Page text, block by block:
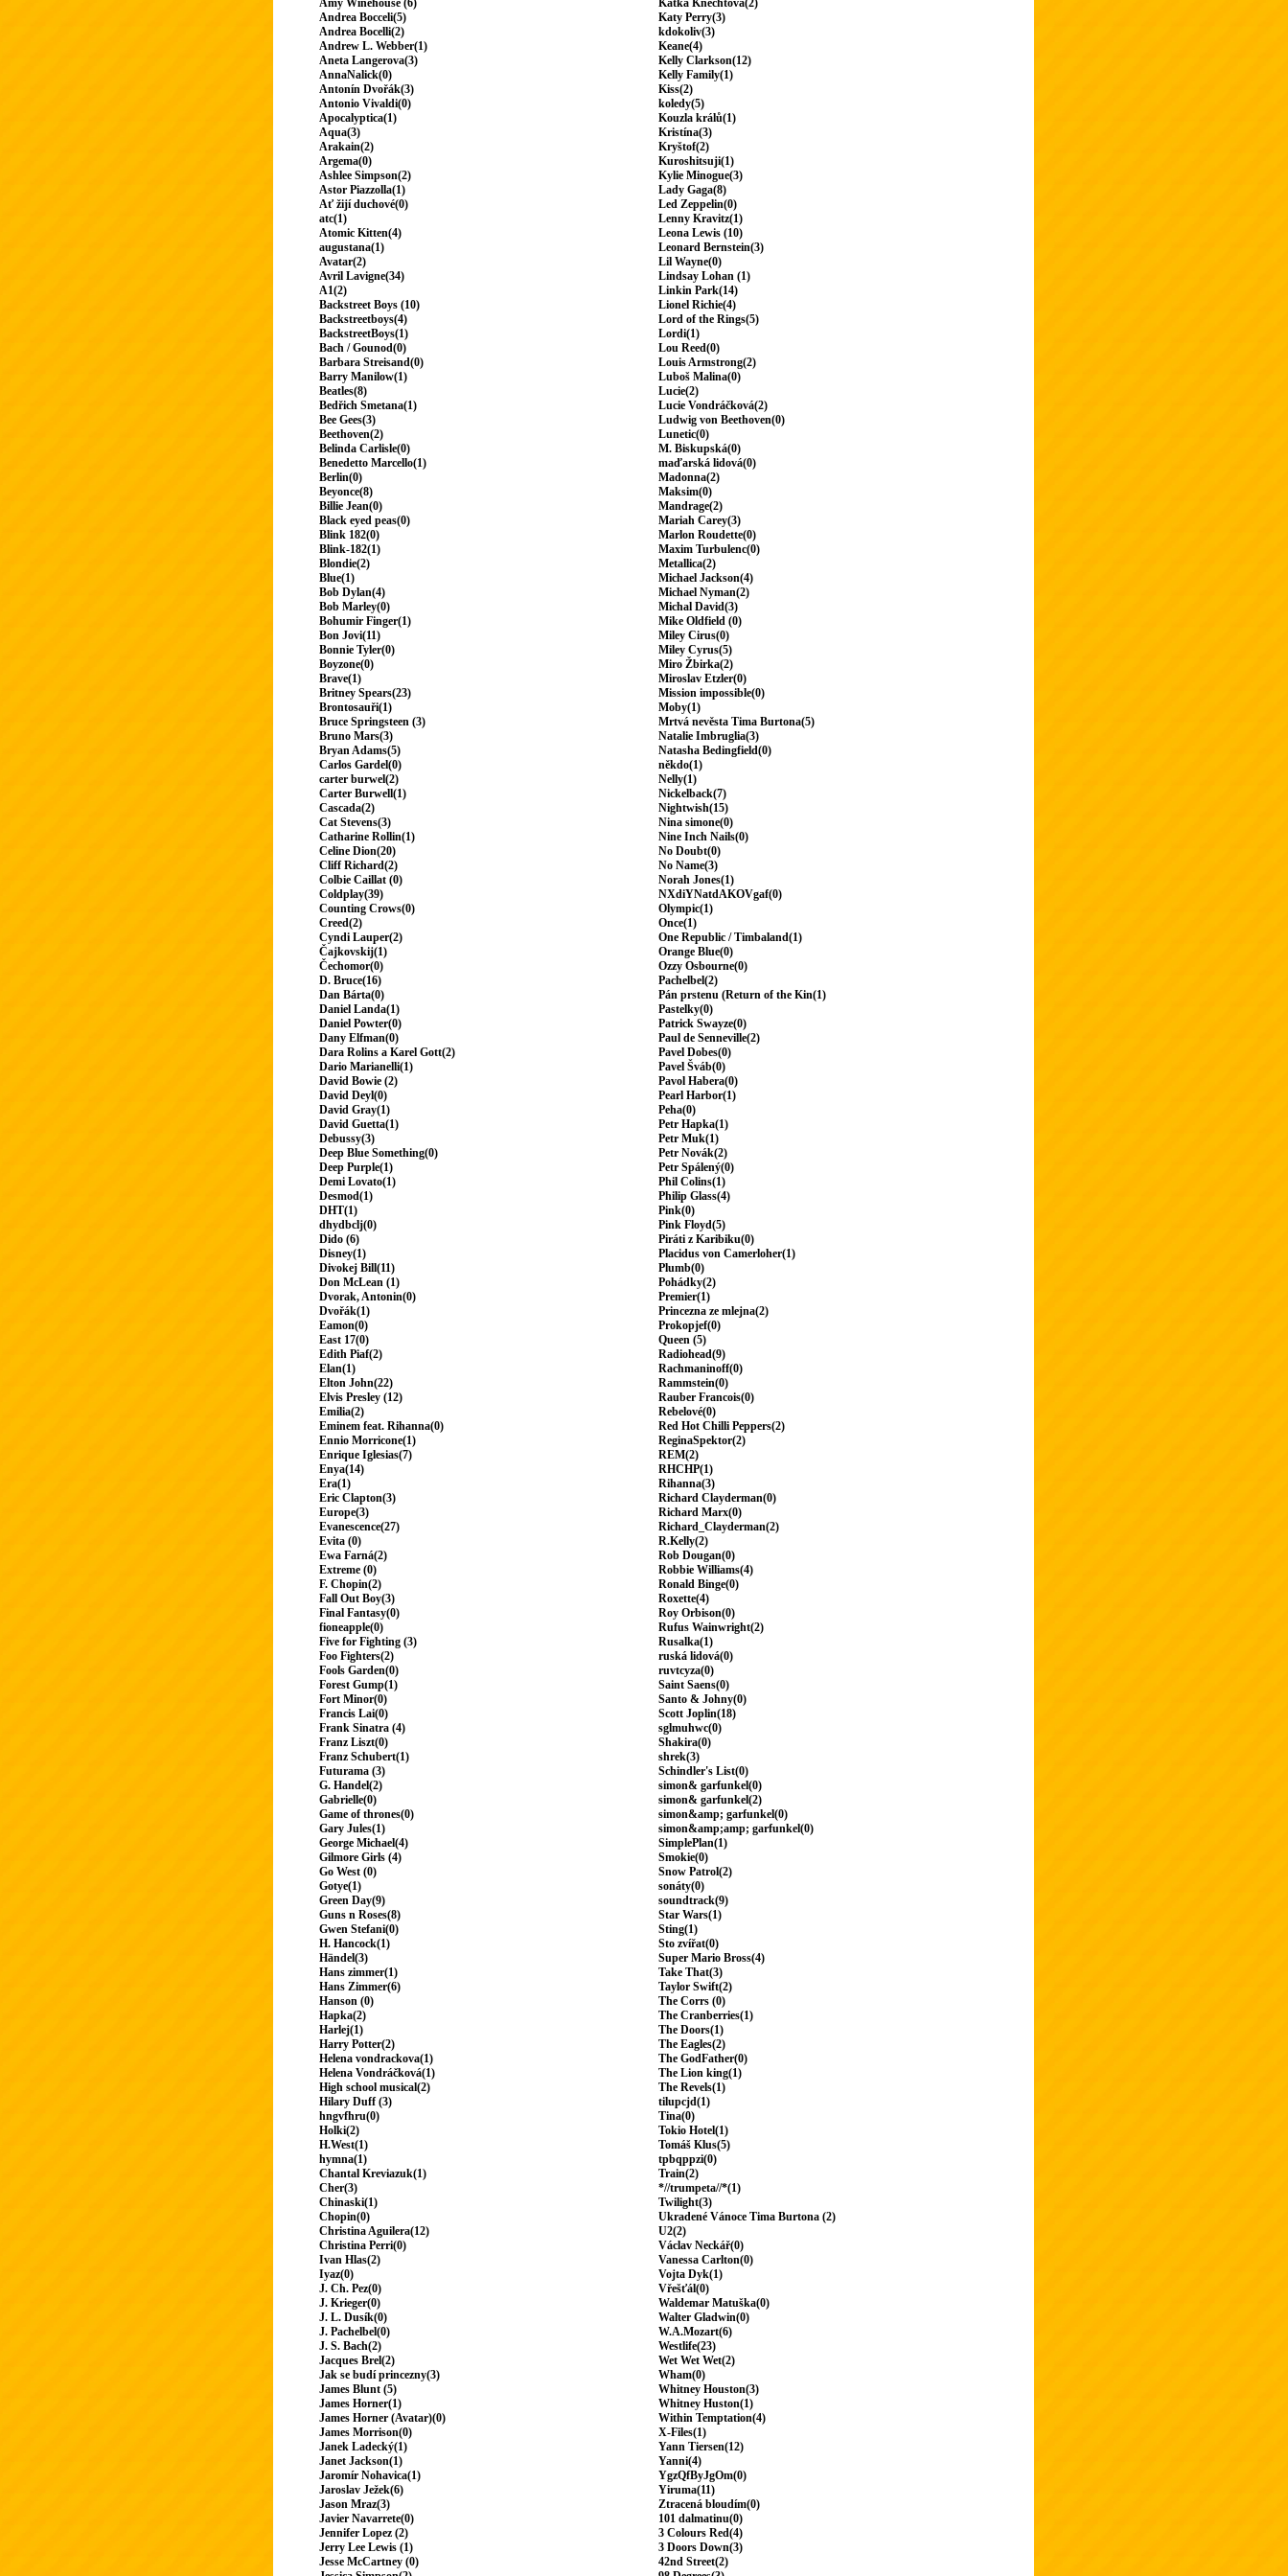
Amy Winehouse (6)
Andrea Bocceli(5)
Andrea Bocelli(2)
Andrew L. Webber(1)
Aneta Langerova(3)
AnnaNalick(0)
Antonín Dvořák(3)
Antonio Vivaldi(0)
Apocalyptica(1)
Aqua(3)
Arakain(2)
Argema(0)
Ashlee Simpson(2)
Astor Piazzolla(1)
Ať žijí duchové(0)
atc(1)
Atomic Kitten(4)
augustana(1)
Avatar(2)
Avril Lavigne(34)
A1(2)
Backstreet Boys (10)
Backstreetboys(4)
BackstreetBoys(1)
Bach / Gounod(0)
Barbara Streisand(0)
Barry Manilow(1)
Beatles(8)
Bedřich Smetana(1)
Bee Gees(3)
Beethoven(2)
Belinda Carlisle(0)
Benedetto Marcello(1)
Berlin(0)
Beyonce(8)
Billie Jean(0)
Black eyed peas(0)
Blink 182(0)
Blink-182(1)
Blondie(2)
Blue(1)
Bob Dylan(4)
Bob Marley(0)
Bohumir Finger(1)
Bon Jovi(11)
Bonnie Tyler(0)
Boyzone(0)
Brave(1)
Britney Spears(23)
Brontosauři(1)
Bruce Springsteen (3)
Bruno Mars(3)
Bryan Adams(5)
Carlos Gardel(0)
carter burwel(2)
Carter Burwell(1)
Cascada(2)
Cat Stevens(3)
Catharine Rollin(1)
Celine Dion(20)
Cliff Richard(2)
Colbie Caillat (0)
Coldplay(39)
Counting Crows(0)
Creed(2)
Cyndi Lauper(2)
Čajkovskij(1)
Čechomor(0)
D. Bruce(16)
Dan Bárta(0)
Daniel Landa(1)
Daniel Powter(0)
Dany Elfman(0)
Dara Rolins a Karel Gott(2)
Dario Marianelli(1)
David Bowie (2)
David Deyl(0)
David Gray(1)
David Guetta(1)
Debussy(3)
Deep Blue Something(0)
Deep Purple(1)
Demi Lovato(1)
Desmod(1)
DHT(1)
dhydbclj(0)
Dido (6)
Disney(1)
Divokej Bill(11)
Don McLean (1)
Dvorak, Antonin(0)
Dvořák(1)
Eamon(0)
East 17(0)
Edith Piaf(2)
Elan(1)
Elton John(22)
Elvis Presley (12)
Emilia(2)
Eminem feat. Rihanna(0)
Ennio Morricone(1)
Enrique Iglesias(7)
Enya(14)
Era(1)
Eric Clapton(3)
Europe(3)
Evanescence(27)
Evita (0)
Ewa Farná(2)
Extreme (0)
F. Chopin(2)
Fall Out Boy(3)
Final Fantasy(0)
fioneapple(0)
Five for Fighting (3)
Foo Fighters(2)
Fools Garden(0)
Forest Gump(1)
Fort Minor(0)
Francis Lai(0)
Frank Sinatra (4)
Franz Liszt(0)
Franz Schubert(1)
Futurama (3)
G. Handel(2)
Gabrielle(0)
Game of thrones(0)
Gary Jules(1)
George Michael(4)
Gilmore Girls (4)
Go West (0)
Gotye(1)
Green Day(9)
Guns n Roses(8)
Gwen Stefani(0)
H. Hancock(1)
Händel(3)
Hans zimmer(1)
Hans Zimmer(6)
Hanson (0)
Hapka(2)
Harlej(1)
Harry Potter(2)
Helena vondrackova(1)
Helena Vondráčková(1)
High school musical(2)
Hilary Duff (3)
hngvfhru(0)
Holki(2)
H.West(1)
hymna(1)
Chantal Kreviazuk(1)
Cher(3)
Chinaski(1)
Chopin(0)
Christina Aguilera(12)
Christina Perri(0)
Ivan Hlas(2)
Iyaz(0)
J. Ch. Pez(0)
J. Krieger(0)
J. L. Dusík(0)
J. Pachelbel(0)
J. S. Bach(2)
Jacques Brel(2)
Jak se budí princezny(3)
James Blunt (5)
James Horner(1)
James Horner (Avatar)(0)
James Morrison(0)
Janek Ladecký(1)
Janet Jackson(1)
Jaromír Nohavica(1)
Jaroslav Ježek(6)
Jason Mraz(3)
Javier Navarrete(0)
Jennifer Lopez (2)
Jerry Lee Lewis (1)
Jesse McCartney (0)
Katka Knechtová(2)
Katy Perry(3)
kdokoliv(3)
Keane(4)
Kelly Clarkson(12)
Kelly Family(1)
Kiss(2)
koledy(5)
Kouzla králů(1)
Kristína(3)
Kryštof(2)
Kuroshitsuji(1)
Kylie Minogue(3)
Lady Gaga(8)
Led Zeppelin(0)
Lenny Kravitz(1)
Leona Lewis (10)
Leonard Bernstein(3)
Lil Wayne(0)
Lindsay Lohan (1)
Linkin Park(14)
Lionel Richie(4)
Lord of the Rings(5)
Lordi(1)
Lou Reed(0)
Louis Armstrong(2)
Luboš Malina(0)
Lucie(2)
Lucie Vondráčková(2)
Ludwig von Beethoven(0)
Lunetic(0)
M. Biskupská(0)
maďarská lidová(0)
Madonna(2)
Maksim(0)
Mandrage(2)
Mariah Carey(3)
Marlon Roudette(0)
Maxim Turbulenc(0)
Metallica(2)
Michael Jackson(4)
Michael Nyman(2)
Michal David(3)
Mike Oldfield (0)
Miley Cirus(0)
Miley Cyrus(5)
Miro Žbirka(2)
Miroslav Etzler(0)
Mission impossible(0)
Moby(1)
Mrtvá nevěsta Tima Burtona(5)
Natalie Imbruglia(3)
Natasha Bedingfield(0)
někdo(1)
Nelly(1)
Nickelback(7)
Nightwish(15)
Nina simone(0)
Nine Inch Nails(0)
No Doubt(0)
No Name(3)
Norah Jones(1)
NXdiYNatdAKOVgaf(0)
Olympic(1)
Once(1)
One Republic / Timbaland(1)
Orange Blue(0)
Ozzy Osbourne(0)
Pachelbel(2)
Pán prstenu (Return of the Kin(1)
Pastelky(0)
Patrick Swayze(0)
Paul de Senneville(2)
Pavel Dobes(0)
Pavel Šváb(0)
Pavol Habera(0)
Pearl Harbor(1)
Peha(0)
Petr Hapka(1)
Petr Muk(1)
Petr Novák(2)
Petr Spálený(0)
Phil Colins(1)
Philip Glass(4)
Pink(0)
Pink Floyd(5)
Piráti z Karibiku(0)
Placidus von Camerloher(1)
Plumb(0)
Pohádky(2)
Premier(1)
Princezna ze mlejna(2)
Prokopjef(0)
Queen (5)
Radiohead(9)
Rachmaninoff(0)
Rammstein(0)
Rauber Francois(0)
Rebelové(0)
Red Hot Chilli Peppers(2)
ReginaSpektor(2)
REM(2)
RHCHP(1)
Rihanna(3)
Richard Clayderman(0)
Richard Marx(0)
Richard_Clayderman(2)
R.Kelly(2)
Rob Dougan(0)
Robbie Williams(4)
Ronald Binge(0)
Roxette(4)
Roy Orbison(0)
Rufus Wainwright(2)
Rusalka(1)
ruská lidová(0)
ruvtcyza(0)
Saint Saens(0)
Santo & Johny(0)
Scott Joplin(18)
sglmuhwc(0)
Shakira(0)
shrek(3)
Schindler's List(0)
simon& garfunkel(0)
simon& garfunkel(2)
simon&amp; garfunkel(0)
simon&amp;amp; garfunkel(0)
SimplePlan(1)
Smokie(0)
Snow Patrol(2)
sonáty(0)
soundtrack(9)
Star Wars(1)
Sting(1)
Sto zvířat(0)
Super Mario Bross(4)
Take That(3)
Taylor Swift(2)
The Corrs (0)
The Cranberries(1)
The Doors(1)
The Eagles(2)
The GodFather(0)
The Lion king(1)
The Revels(1)
tilupcjd(1)
Tina(0)
Tokio Hotel(1)
Tomáš Klus(5)
tpbqppzi(0)
Train(2)
*//trumpeta//*(1)
Twilight(3)
Ukradené Vánoce Tima Burtona (2)
U2(2)
Václav Neckář(0)
Vanessa Carlton(0)
Vojta Dyk(1)
Vřešťál(0)
Waldemar Matuška(0)
Walter Gladwin(0)
W.A.Mozart(6)
Westlife(23)
Wet Wet Wet(2)
Wham(0)
Whitney Houston(3)
Whitney Huston(1)
Within Temptation(4)
X-Files(1)
Yann Tiersen(12)
Yanni(4)
YgzQfByJgOm(0)
Yiruma(11)
Ztracená bloudím(0)
101 dalmatinu(0)
3 Colours Red(4)
3 Doors Down(3)
42nd Street(2)